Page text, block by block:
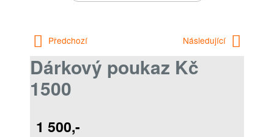
Předchozí Následující
Dárkový poukaz Kč
1500
1 500,-